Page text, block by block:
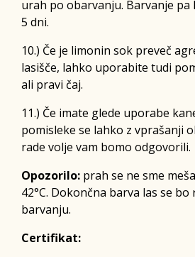
urah po obarvanju. Barvanje pa
5 dni.
10.) Če je limonin sok preveč
lasišče, lahko uporabite tudi
ali pravi čaj.
11.) Če imate glede uporabe
pomisleke se lahko z vprašanji
rade volje vam bomo odgovorili.
Opozorilo: prah se ne sme
42°C. Dokončna barva las se
barvanju.
Certifikat: